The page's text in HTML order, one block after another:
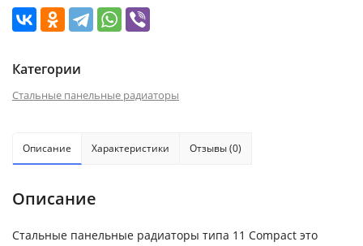
Категории
Стальные панельные радиаторы
Описание Характеристики Отзывы (0)
Описание
Стальные панельные радиаторы типа 11 Compact это